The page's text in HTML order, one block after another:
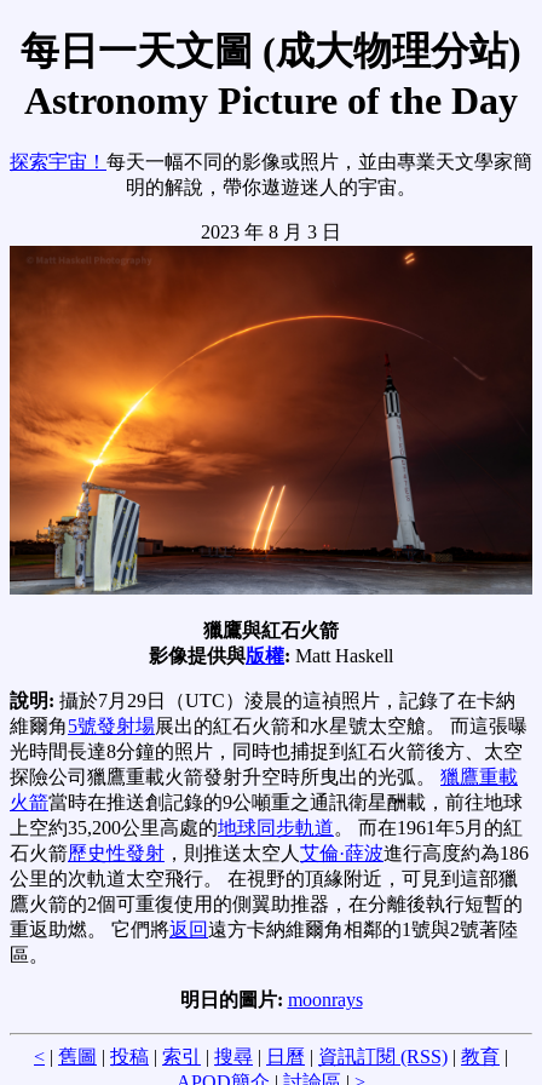
每日一天文圖 (成大物理分站)
Astronomy Picture of the Day
探索宇宙！ 每天一幅不同的影像或照片，並由專業天文學家簡
明的解說，帶你遨遊迷人的宇宙。
2023 年 8 月 3 日
獵鷹與紅石火箭
影像提供與版權: Matt Haskell
說明: 攝於7月29日（UTC）淩晨的這禎照片，記錄了在卡納
維爾角5號發射場展出的紅石火箭和水星號太空艙。 而這張曝
光時間長達8分鐘的照片，同時也捕捉到紅石火箭後方、太空
探險公司獵鷹重載火箭發射升空時所曳出的光弧。 獵鷹重載
火箭當時在推送創記錄的9公噸重之通訊衛星酬載，前往地球
上空約35,200公里高處的地球同步軌道。 而在1961年5月的紅
石火箭歷史性發射 ，則推送太空人艾倫·薛波進行高度約為186
公里的次軌道太空飛行。 在視野的頂緣附近，可見到這部獵
鷹火箭的2個可重復使用的側翼助推器，在分離後執行短暫的
重返助燃。 它們將返回遠方卡納維爾角相鄰的1號與2號著陸
區。
明日的圖片: moonrays
< | 舊圖 | 投稿 | 索引 | 搜尋 | 日曆 | 資訊訂閱 (RSS) | 教育 |